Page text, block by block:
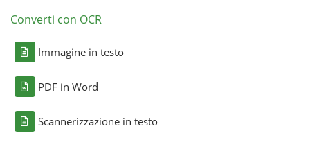
Converti con OCR
Immagine in testo
PDF in Word
Scannerizzazione in testo